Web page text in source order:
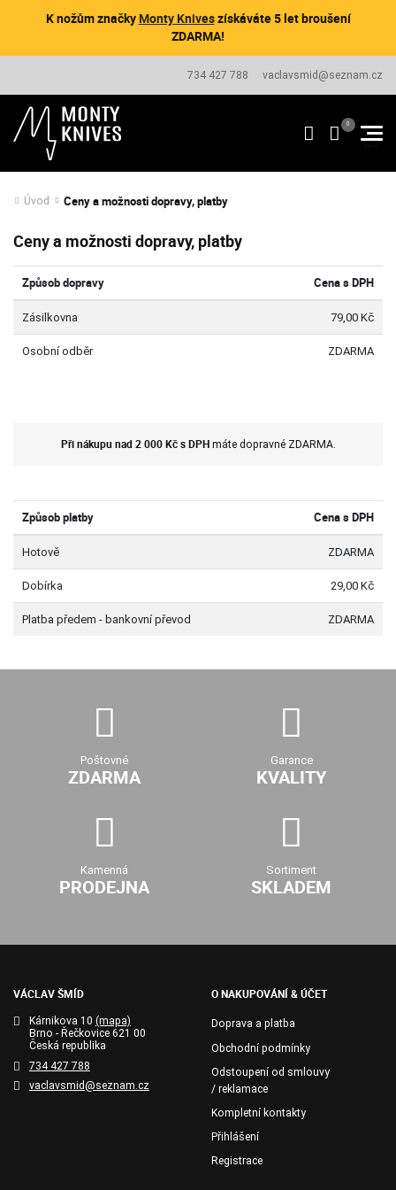
K nožům značkyMonty Kniveszískáváte 5 let broušení
ZDARMA!
734 427 788 vaclavsmid@seznam.cz
Úvod Ceny a možnosti dopravy, platby
Ceny a možnosti dopravy, platby
Způsob dopravy Cena s DPH
Zásilkovna 79,00 Kč
Osobní odběr ZDARMA
Při nákupu nad 2 000 Kč s DPH máte dopravné ZDARMA.
Způsob platby Cena s DPH
Hotově ZDARMA
Dobírka 29,00 Kč
Platba předem - bankovní převod ZDARMA
Poštovné
ZDARMA
Garance
KVALITY
Kamenná
PRODEJNA
Sortiment
SKLADEM
VÁCLAV ŠMÍD
Kárnikova 10 (mapa)
Brno - Řečkovice 621 00
Česká republika
734 427 788
vaclavsmid@seznam.cz
O NAKUPOVÁNÍ & ÚČET
Doprava a platba
Obchodní podmínky
Odstoupení od smlouvy
/ reklamace
Kompletní kontakty
Přihlášení
Registrace